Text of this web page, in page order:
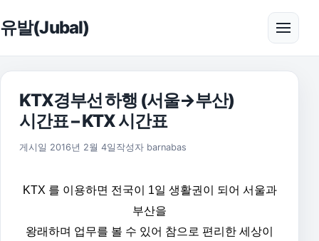
유발(Jubal) 메뉴
KTX경부선 하행 (서울→부산)
시간표 – KTX 시간표
게시일 2016년 2월 4일 2016년 2월 6일
작성자 barnabas
KTX 를 이용하면 전국이 1일 생활권이 되어 서울과
부산을
왕래하며 업무를 볼 수 있어 참으로 편리한 세상이